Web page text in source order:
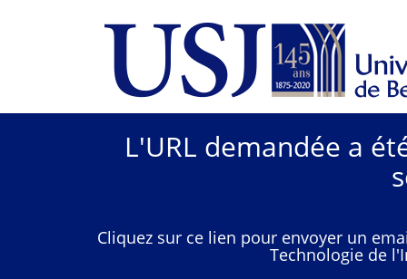
L'URL demandée a
Cliquez sur ce lien pour envoyer un
Technologie de